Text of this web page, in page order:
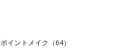
ポイントメイク（64）